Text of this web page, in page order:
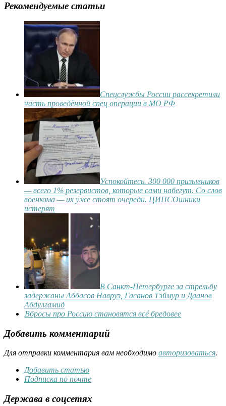
Рекомендуемые статьи
Спецслужбы России рассекретили
часть проведённой спец операции в МО РФ
Успокойтесь. 300 000 призывников
— всего 1% резервистов, которые сами набегут. Со слов
военкома — их уже стоят очереди. ЦИПСОшники
истерят
В Санкт-Петербурге за стрельбу
задержаны Аббасов Навруз, Гасанов Тэймур и Даанов
Абдулгамид
Вбросы про Россию становятся всё бредовее
Добавить комментарий
Для отправки комментария вам необходимо авторизоваться.
Добавить статью
Подписка по почте
Держава в соцсетях